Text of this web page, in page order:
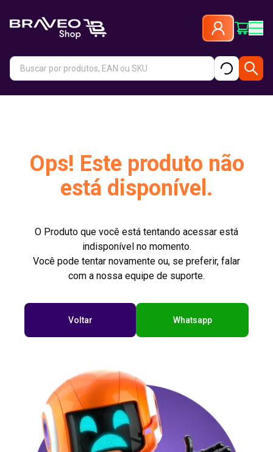
Ops! Este produto não
está disponível.
O Produto que você está tentando acessar está
indisponível no momento.
Você pode tentar novamente ou, se preferir, falar
com a nossa equipe de suporte.
Voltar Whatsapp